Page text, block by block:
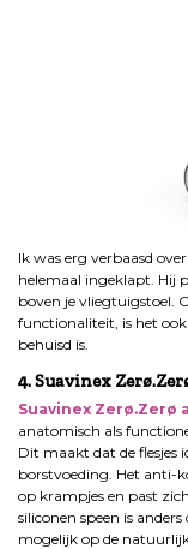
Ik was erg verbaasd
helemaal ingeklapt. Hij
boven je vliegtuigstoel.
functionaliteit, is het
behuisd is.
4. Suavinex
Suavinex Zerø.Zerø
anatomisch als
Dit maakt dat de flesjes
borstvoeding. Het anti-
op krampjes en past
siliconen speen is
mogelijk op de